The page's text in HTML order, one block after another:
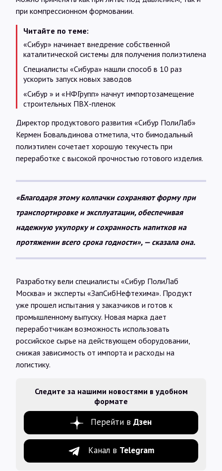
при компрессионном формовании.
Читайте по теме:
«Сибур» начинает внедрение собственной
каталитической системы для получения полиэтилена
Специалисты «Сибура» нашли способ в 10 раз
ускорить запуск новых заводов
«Сибур » и «НФГрупп» начнут импортозамещение
строительных ПВХ-пленок
Директор продуктового развития «Сибур ПолиЛаб»
Кермен Бовальдинова отметила, что бимодальный
полиэтилен сочетает хорошую текучесть при
переработке с высокой прочностью готового изделия.
«Благодаря этому колпачки сохраняют форму при
транспортировке и эксплуатации, обеспечивая
надежную укупорку и сохранность напитков на
протяжении всего срока годности», — сказала она.
Разработку вели специалисты «Сибур ПолиЛаб
Москва» и эксперты «ЗапСибНефтехима». Продукт
уже прошел испытания у заказчиков и готов к
промышленному выпуску. Новая марка дает
переработчикам возможность использовать
российское сырье на действующем оборудовании,
снижая зависимость от импорта и расходы на
логистику.
Следите за нашими новостями в удобном
формате
Перейти в Дзен
Канал в Telegram